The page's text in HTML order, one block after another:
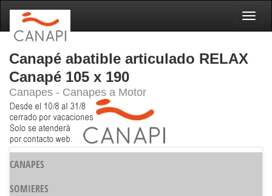
Canapé abatible articulado RELAX
Canapé 105 x 190
Canapes - Canapes a Motor
CANAPES
SOMIERES